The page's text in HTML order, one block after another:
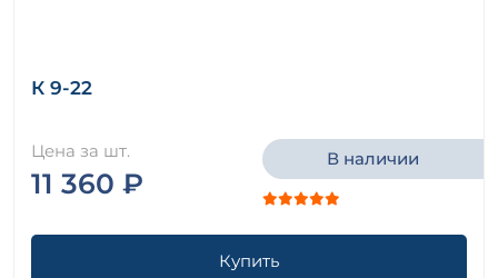
К 9-22
Цена за шт.
11 360 ₽
В наличии
Купить